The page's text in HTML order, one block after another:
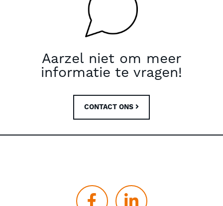
Aarzel niet om meer
informatie te vragen!
CONTACT ONS